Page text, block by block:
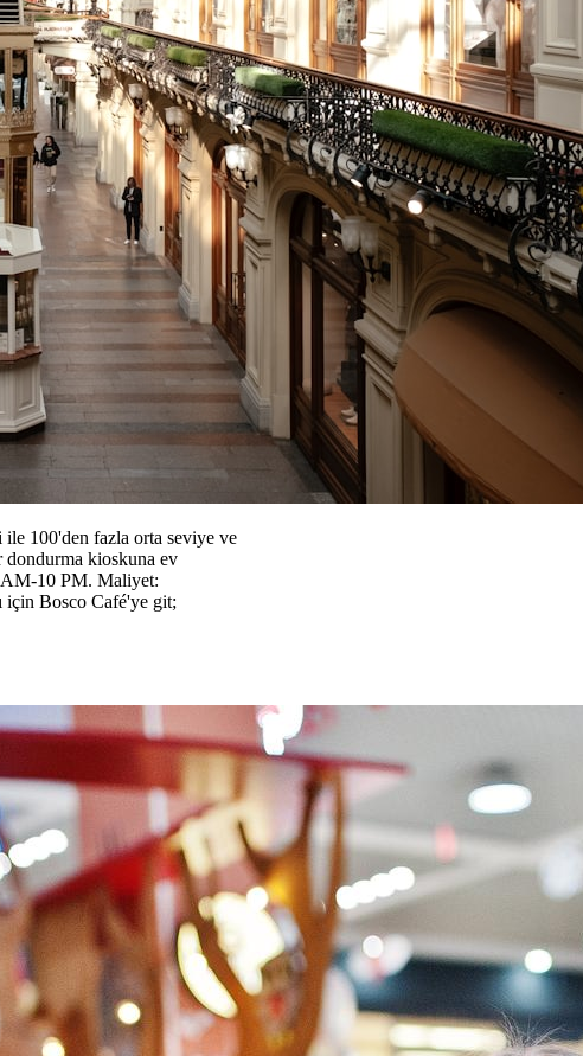
100'den fazla orta seviye ve
kioskuna ev
AM-10 PM. Maliyet:
için Bosco Café'ye git;